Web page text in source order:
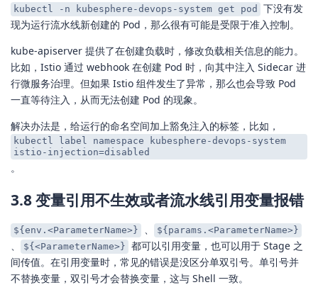
kubectl -n kubesphere-devops-system get pod
下没有发
现为运行流水线新创建的 Pod，那么很有可能是受限于准入控制。
kube-apiserver 提供了在创建负载时，修改负载相关信息的能力。
比如，Istio 通过 webhook 在创建 Pod 时，向其中注入 Sidecar 进
行微服务治理。但如果 Istio 组件发生了异常，那么也会导致 Pod
一直等待注入，从而无法创建 Pod 的现象。
解决办法是，给运行的命名空间加上豁免注入的标签，比如，
kubectl label namespace kubesphere-devops-system
istio-injection=disabled
。
3.8 变量引用不生效或者流水线引用变量报错
${env.<ParameterName>} 、 ${params.<ParameterName>}
、 ${<ParameterName>} 都可以引用变量，也可以用于 Stage 之
间传值。在引用变量时，常见的错误是没区分单双引号。单引号并
不替换变量，双引号才会替换变量，这与 Shell 一致。